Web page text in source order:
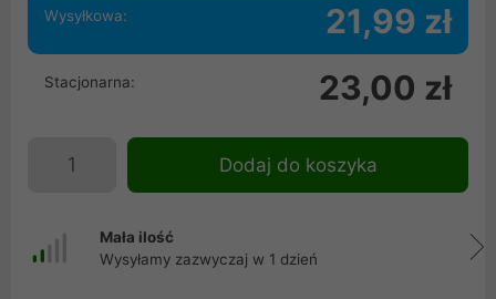
Wysyłkowa: 21,99 zł
Stacjonarna: 23,00 zł
Dodaj do koszyka
Mała ilość
Wysyłamy zazwyczaj w 1 dzień